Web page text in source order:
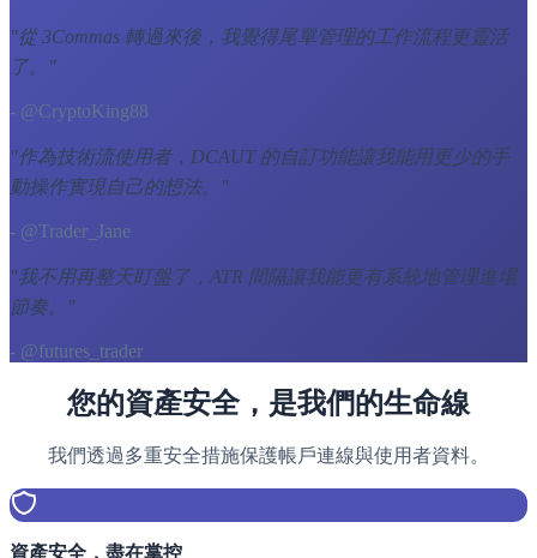
"從 3Commas 轉過來後，我覺得尾單管理的工作流程更靈活
了。
"
- @CryptoKing88
"作為技術流使用者，DCAUT 的自訂功能讓我能用更少的手
動操作實現自己的想法。
"
- @Trader_Jane
"我不用再整天盯盤了，ATR 間隔讓我能更有系統地管理進場
節奏。
"
- @futures_trader
您的資產安全，是我們的生命線
我們透過多重安全措施保護帳戶連線與使用者資料。
資產安全，盡在掌控